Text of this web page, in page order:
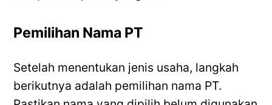
Pemilihan Nama PT
Setelah menentukan jenis usaha, langkah
berikutnya adalah pemilihan nama PT.